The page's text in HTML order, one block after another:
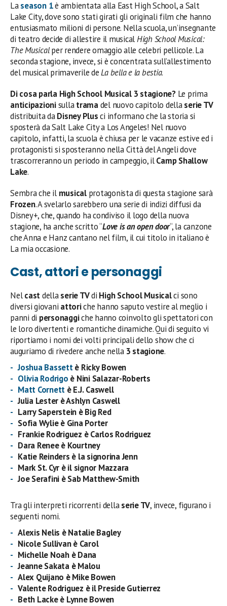
Laseason 1è ambientata alla East High School, a Salt
Lake City, dove sono stati girati gli originali film che hanno
entusiasmato milioni di persone. Nella scuola, un’insegnante
di teatro decide di allestire il musicalHigh School Musical:
The Musicalper rendere omaggio alle celebri pellicole. La
seconda stagione, invece, si è concentrata sull’allestimento
del musical primaverile deLa bella e la bestia.
Di cosa parla High School Musical 3 stagione?Le prima
anticipazionisullatramadel nuovo capitolo dellaserie TV
distribuita daDisney Plusci informano che la storia si
sposterà da Salt Lake City a Los Angeles! Nel nuovo
capitolo, infatti, la scuola è chiusa per le vacanze estive ed i
protagonisti si sposteranno nella Città del Angeli dove
trascorreranno un periodo in campeggio, ilCamp Shallow
Lake.
Sembra che il musical protagonista di questa stagione sarà
Frozen. A svelarlo sarebbero una serie di indizi diffusi da
Disney+, che, quando ha condiviso il logo della nuova
stagione, ha anche scritto “Love is an open door“, la canzone
che Anna e Hanz cantano nel film, il cui titolo in italiano è
La mia occasione.
Cast, attori e personaggi
Nelcastdellaserie TVdi High School Musicalci sono
diversi giovani attoriche hanno saputo vestire al meglio i
panni di personaggiche hanno coinvolto gli spettatori con
le loro divertenti e romantiche dinamiche. Qui di seguito vi
riportiamo i nomi dei volti principali dello show che ci
auguriamo di rivedere anche nella 3 stagione.
Joshua Bassettè Ricky Bowen
Olivia Rodrigo è Nini Salazar-Roberts
Matt Cornett è E.J. Caswell
Julia Lester è Ashlyn Caswell
Larry Saperstein è Big Red
Sofia Wylie è Gina Porter
Frankie Rodriguez è Carlos Rodriguez
Dara Renee è Kourtney
Katie Reinders è la signorina Jenn
Mark St. Cyr è il signor Mazzara
Joe Serafini è Sab Matthew-Smith
Tra gli interpreti ricorrenti dellaserie TV, invece, figurano i
seguenti nomi.
Alexis Nelis è Natalie Bagley
Nicole Sullivan è Carol
Michelle Noah è Dana
Jeanne Sakata è Malou
Alex Quijano è Mike Bowen
Valente Rodriguez è il Preside Gutierrez
Beth Lacke è Lynne Bowen